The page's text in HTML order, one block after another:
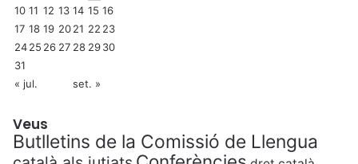
10 11 12 13 14 15 16
17 18 19 2021 22 23
2425 26 27 28 2930
31
« jul.
set. »
Veus
Butlletins de la Comissió de Llengua